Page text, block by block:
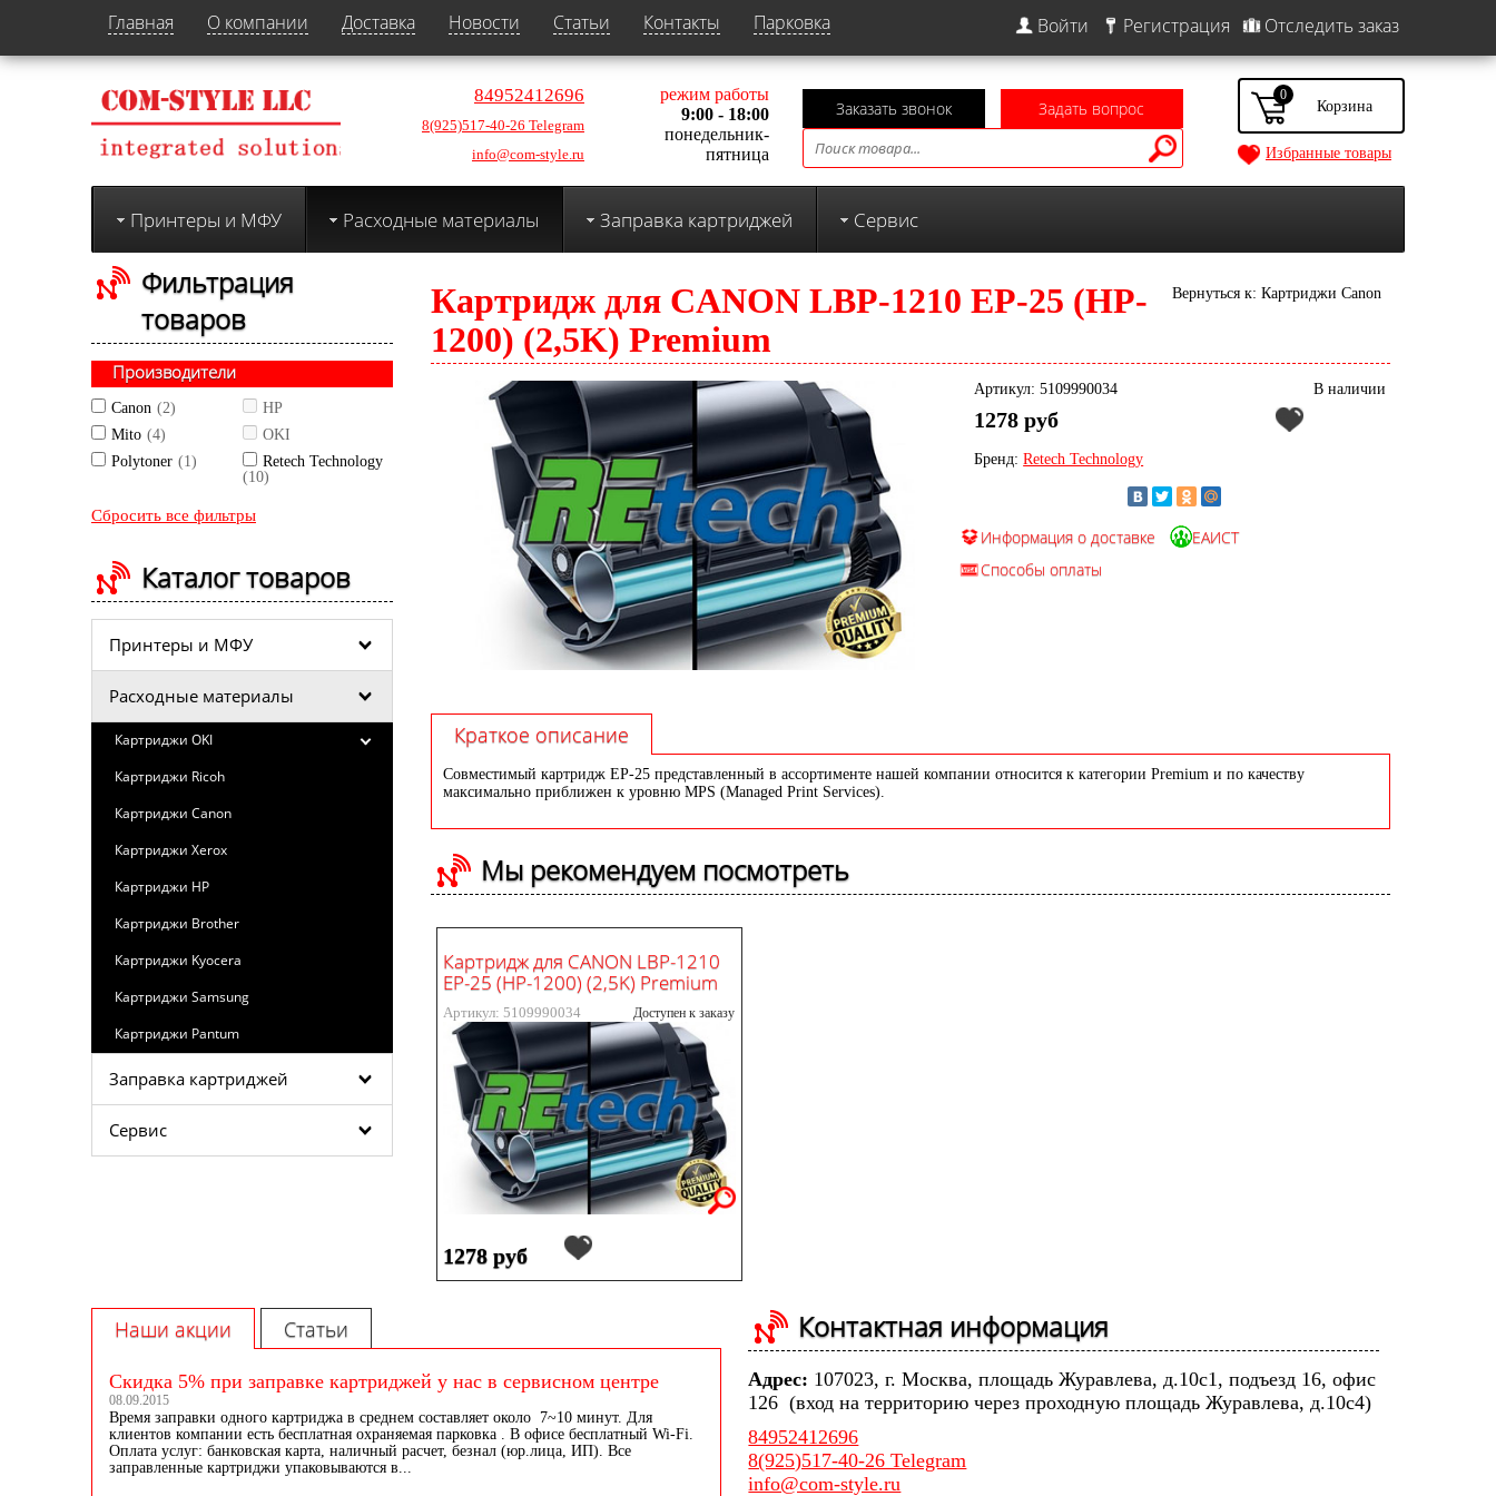
Главная О компании Доставка Новости Статьи Контакты Парковка Войти Регистрация Отследить заказ
84952412696
8(925)517-40-26 Telegram
info@com-style.ru
режим работы
9:00 - 18:00
понедельник-
пятница
Заказать звонок Задать вопрос
0
Избранные товары
Принтеры и МФУ Расходные материалы Заправка картриджей Сервис
Фильтрация
товаров
Производители
Canon (2)
HP
Mito (4)
OKI
Polytoner (1)
Retech Technology
(10)
Сбросить все фильтры
Каталог товаров
Принтеры и МФУ
Расходные материалы
Картриджи OKI
Картриджи Ricoh
Картриджи Canon
Картриджи Xerox
Картриджи HP
Картриджи Brother
Картриджи Kyocera
Картриджи Samsung
Картриджи Pantum
Заправка картриджей
Сервис
Вернуться к: Картриджи Canon
Картридж для CANON LBP-1210 EP-25 (HP-
1200) (2,5K) Premium
Артикул: 5109990034 В наличии
1278 руб
Бренд:Retech Technology
Информация о доставке
ЕАИСТ
Способы оплаты
Краткое описание
Совместимый картридж EP-25 представленный в ассортименте нашей компании относится к категории Premium и по качеству
максимально приближен к уровню MPS (Managed Print Services).
Мы рекомендуем посмотреть
Картридж для CANON LBP-1210
EP-25 (HP-1200) (2,5K) Premium
Артикул: 5109990034 Доступен к заказу
1278 руб
Наши акции
Скидка 5% при заправке картриджей у нас в сервисном центре
08.09.2015
Время заправки одного картриджа в среднем составляет около 7~10 минут. Для
клиентов компании есть бесплатная охраняемая парковка . В офисе бесплатный Wi-Fi.
Оплата услуг: банковская карта, наличный расчет, безнал (юр.лица, ИП). Все
заправленные картриджи упаковываются в...
Статьи Контактная информация
Адрес: 107023, г. Москва, площадь Журавлева, д.10с1, подъезд 16, офис
126 (вход на территорию через проходную площадь Журавлева, д.10с4)
84952412696
8(925)517-40-26 Telegram
info@com-style.ru